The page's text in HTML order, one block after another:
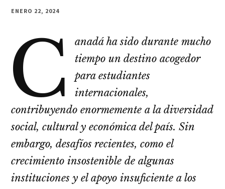
ENERO 22, 2024
C
anadá ha sido durante mucho
tiempo un destino acogedor
para estudiantes
internacionales,
contribuyendo enormemente a la diversidad
social, cultural y económica del país. Sin
embargo, desafíos recientes, como el
crecimiento insostenible de algunas
instituciones y el apoyo insuficiente a los